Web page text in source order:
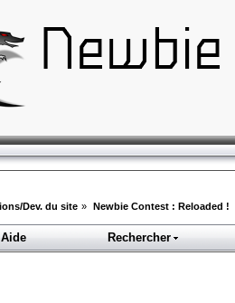
Dev. du site » Newbie Contest : Reloaded !
Aide Rechercher